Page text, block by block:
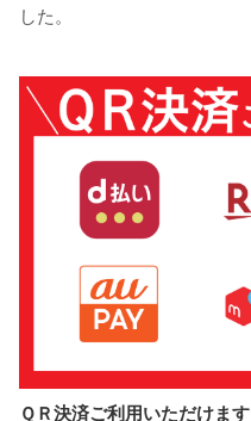
した。
ＱＲ決済ご利用いただけます